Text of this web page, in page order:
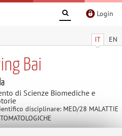
Login
IT EN
Bai
di Scienze Biomediche e
disciplinare: MED/28 MALATTIE